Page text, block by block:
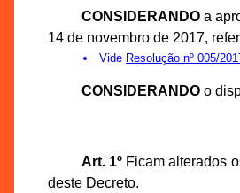
CONSIDERANDOa
14 de novembro de 2017,
Vide Resolução nº 005/
CONSIDERANDOo
Art. 1ºFicam alterados
deste Decreto.